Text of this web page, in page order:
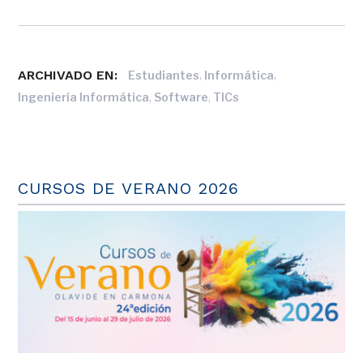
ARCHIVADO EN: Estudiantes, Informática,
Ingeniería Informática, Software, TICs
CURSOS DE VERANO 2026